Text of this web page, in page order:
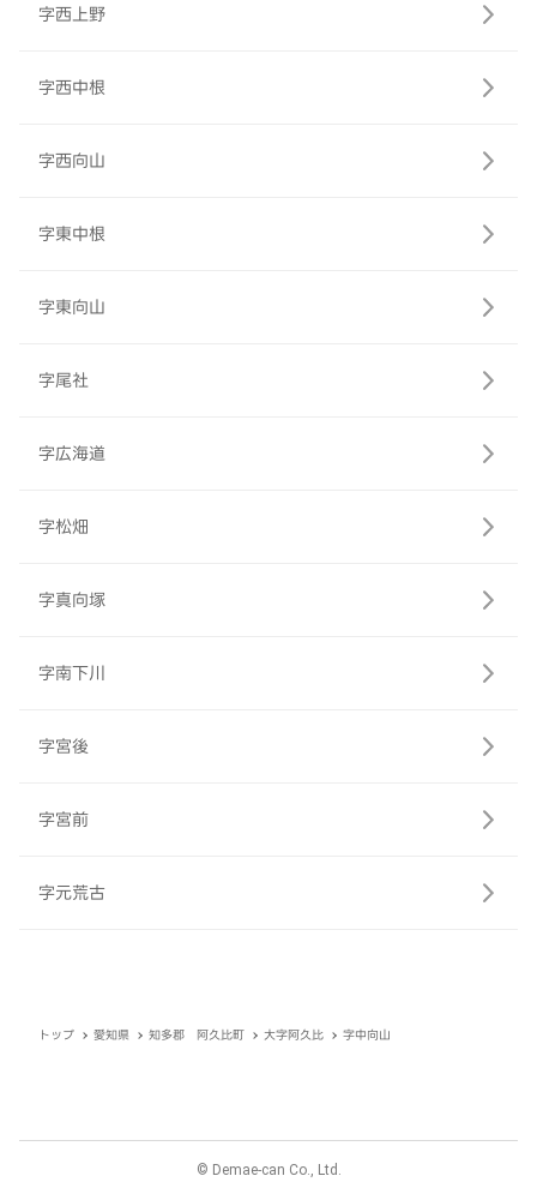
字西上野
字西中根
字西向山
字東中根
字東向山
字尾社
字広海道
字松畑
字真向塚
字南下川
字宮後
字宮前
字元荒古
トップ 愛知県 知多郡 阿久比町 大字阿久比 字中向山
© Demae-can Co., Ltd.